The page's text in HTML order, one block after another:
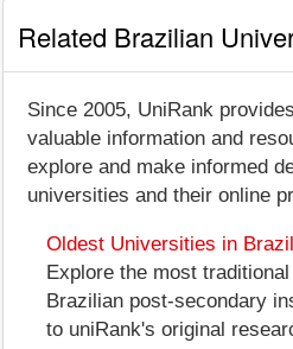
Related Brazilian
Since 2005, UniRank
valuable information and
explore and make informed
universities and their online
Oldest Universities in Brazil
Explore the most
Brazilian post-secondary
to uniRank's original